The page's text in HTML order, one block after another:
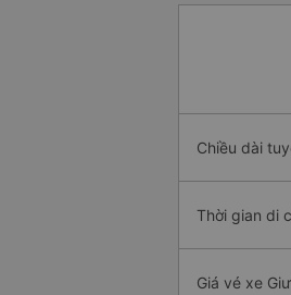
Chiều dài
Thời gian di
Giá vé xe